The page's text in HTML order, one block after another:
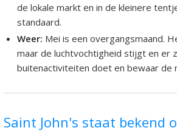
de lokale markt en in de kleinere
standaard.
Weer: Mei is een overgangsmaand.
maar de luchtvochtigheid stijgt en er
buitenactiviteiten doet en bewaar de
Saint John's staat bekend